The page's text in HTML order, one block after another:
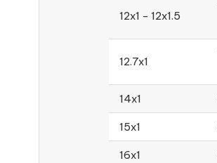
12x1 - 12x1.5
12.7x1
14x1
15x1
16x1